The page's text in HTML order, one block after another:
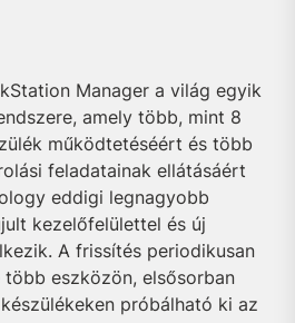
Manager a világ egyik
amely több, mint 8
működtetéséért és több
feladatainak ellátásáért
eddigi legnagyobb
kezelőfelülettel és új
A frissítés periodikusan
eszközön, elsősorban
próbálható ki az